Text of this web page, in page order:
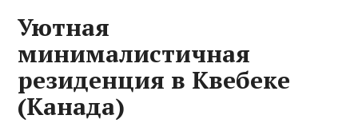
Уютная
минималистичная
резиденция в Квебеке
(Канада)